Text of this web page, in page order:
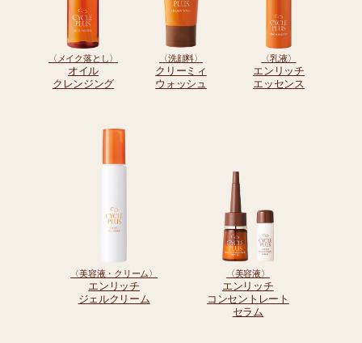
〈メイク落とし〉
オイル
クレンジング
〈洗顔料〉
クリーミィ
ウォッシュ
〈乳液〉
エンリッチ
エッセンス
〈美容液・クリーム〉
エンリッチ
ジェルクリーム
〈美容液〉
エンリッチ
コンセントレート
セラム